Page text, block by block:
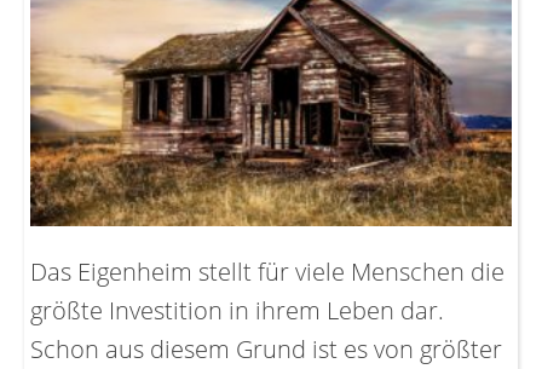
Das Eigenheim stellt für viele Menschen die
größte Investition in ihrem Leben dar.
Schon aus diesem Grund ist es von größter